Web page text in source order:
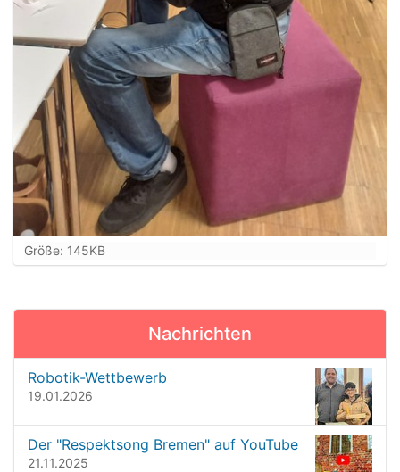
Z
e
i
d
n
v
o
Größe: 145KB
Nachrichten
Robotik-Wettbewerb
19.01.2026
Der "Respektsong Bremen" auf YouTube
21.11.2025